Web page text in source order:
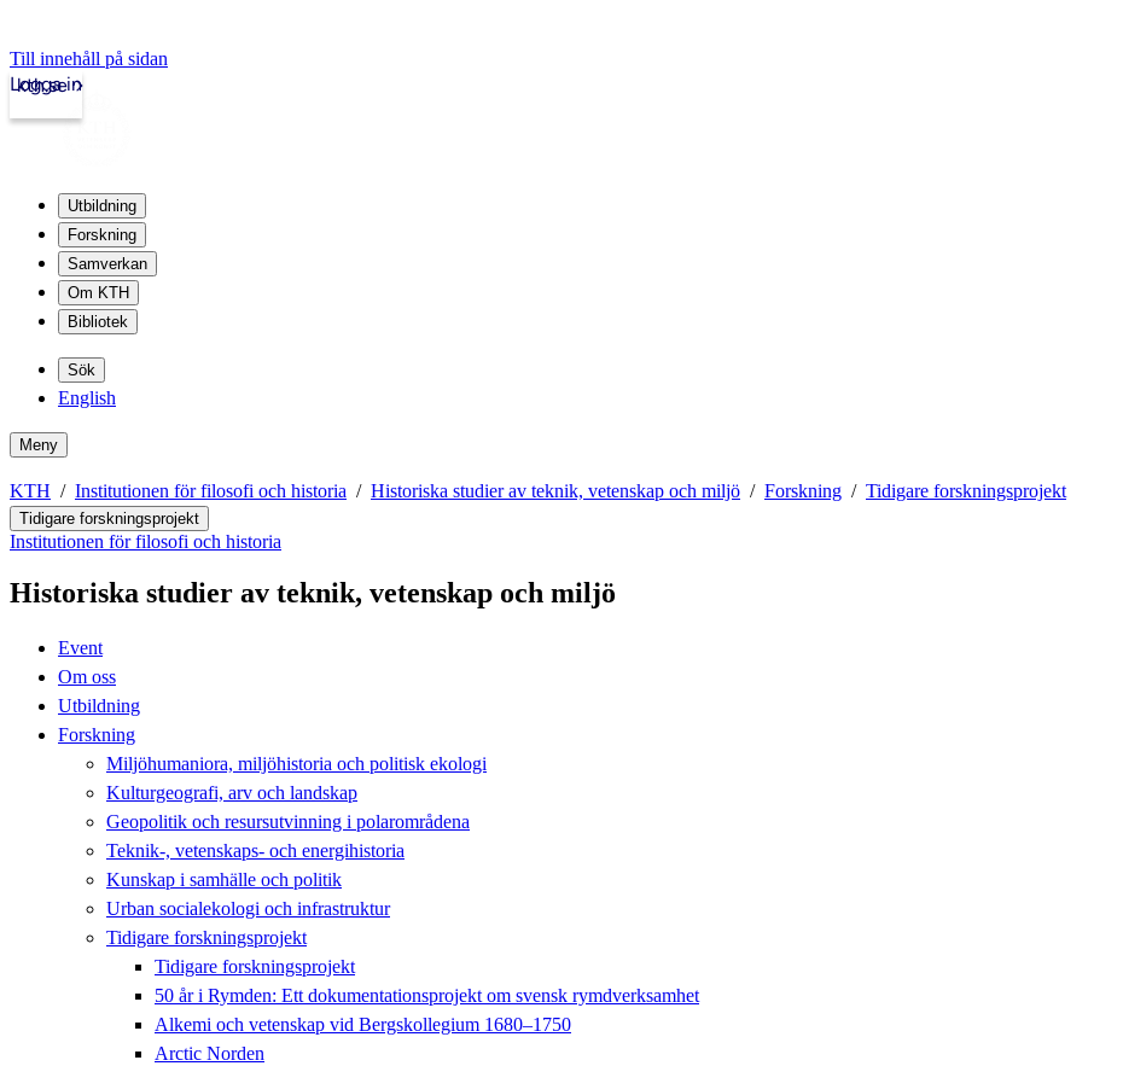
Till innehåll på sidan
kth.se
Logga in
Utbildning
Forskning
Samverkan
Om KTH
Bibliotek
Sök
English
Meny
KTH Institutionen för filosofi och historia Historiska studier av teknik, vetenskap och miljö Forskning Tidigare forskningsprojekt
Tidigare forskningsprojekt
Institutionen för filosofi och historia
Historiska studier av teknik, vetenskap och miljö
Event
Om oss
Utbildning
Forskning
Miljöhumaniora, miljöhistoria och politisk ekologi
Kulturgeografi, arv och landskap
Geopolitik och resursutvinning i polarområdena
Teknik-, vetenskaps- och energihistoria
Kunskap i samhälle och politik
Urban socialekologi och infrastruktur
Tidigare forskningsprojekt
Tidigare forskningsprojekt
50 år i Rymden: Ett dokumentationsprojekt om svensk rymdverksamhet
Alkemi och vetenskap vid Bergskollegium 1680–1750
Arctic Norden